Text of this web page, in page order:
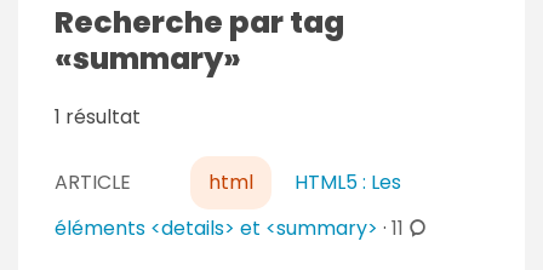
Recherche par tag
summary
1 résultat
ARTICLE html
HTML5 : Les
éléments <details> et <summary> · 11 c